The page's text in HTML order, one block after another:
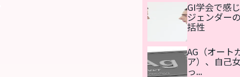
GI学会で感
ジェンダー
括性
AG（オート
ア）、自己
っ...